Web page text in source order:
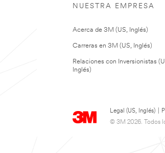
NUESTRA EMPRESA
Acerca de 3M (US, Inglés)
Carreras en 3M (US, Inglés)
Relaciones con Inversionistas
Inglés)
Legal (US, Inglés)
© 3M 2026. Todos